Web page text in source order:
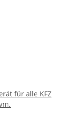
für alle KFZ